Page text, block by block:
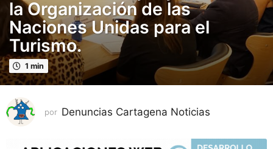
s
p
u
b
l
i
a
la Organización de las
Naciones Unidas para el
Turismo.
1 min
por Denuncias Cartagena Noticias